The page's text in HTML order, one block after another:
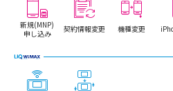
新規(MNP)
申し込み
契約情報変更 機種変更